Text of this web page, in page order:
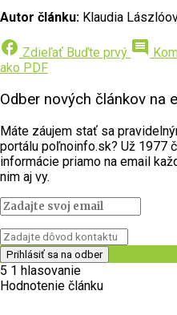
Autor článku: Klaudia
facebook Zdieľať Buďte prvý comment
ako PDF
Odber nových článkov na
Máte záujem stať sa
portálu poľnoinfo.sk? Už 1977
informácie priamo na email
nim aj vy.
5 1 hlasovanie
Hodnotenie článku